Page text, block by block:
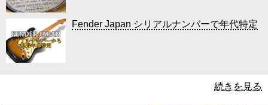
Fender Japan シリアルナンバーで年代特定
続きを見る